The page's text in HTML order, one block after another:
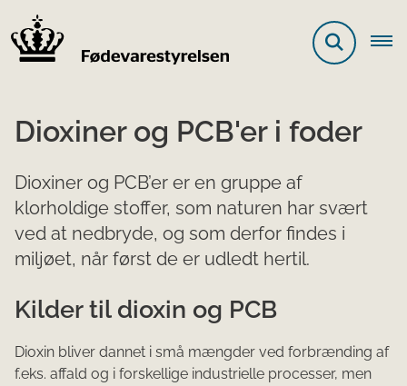
Dioxiner og PCB'er i foder
Dioxiner og PCB’er er en gruppe af
klorholdige stoffer, som naturen har svært
ved at nedbryde, og som derfor findes i
miljøet, når først de er udledt hertil.
Kilder til dioxin og PCB
Di​​oxin bliver dannet i små mængder ved forbrænding af
f.eks. affald og i forskellige industrielle processer, men